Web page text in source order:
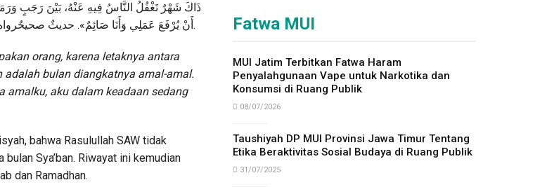
ذَاكَ شَهْرٌ تَغْفُلُ النَّاسُ فِيهِ عَنْهُ، بَيْنَ رَجَبٍ
أَنْ يُرْفَعَ عَمَلِي وَأَنَا صَائِمٌ». حديثٌ صحيحٌ .
orang, karena letaknya antara
adalah bulan diangkatnya amal-amal.
amalku, aku dalam keadaan sedang
bahwa Rasulullah SAW tidak
Sya’ban. Riwayat ini kemudian
dan Ramadhan.
Fatwa MUI
MUI Jatim Terbitkan Fatwa Haram
Penyalahgunaan Vape untuk Narkotika dan
Konsumsi di Ruang Publik
08/07/2026
Taushiyah DP MUI Provinsi Jawa Timur Tentang
Etika Beraktivitas Sosial Budaya di Ruang Publik
31/07/2025